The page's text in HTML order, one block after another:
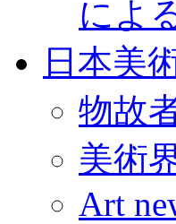
によ
日本美
物故
美術
Art